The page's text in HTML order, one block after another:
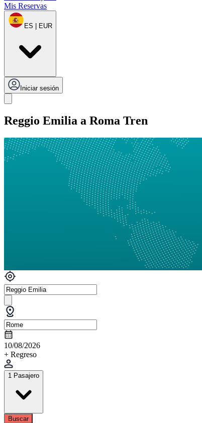
Mis Reservas
ES | EUR
Iniciar sesión
Reggio Emilia a Roma Tren
10/08/2026
+ Regreso
1 Pasajero
Buscar